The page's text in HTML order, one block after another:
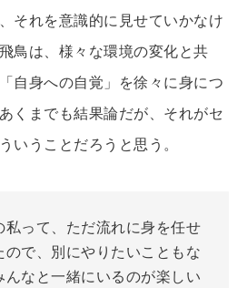
それを意識的に見せていかなけ
鳥は、様々な環境の変化と共
自身への自覚」を徐々に身につ
くまでも結果論だが、それがセ
いうことだろうと思う。
私って、ただ流れに身を任せ
ので、別にやりたいこともな
んなと一緒にいるのが楽しい